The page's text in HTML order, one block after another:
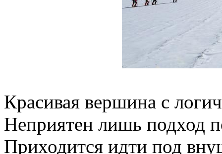
Красивая вершина с
Неприятен лишь подход
Приходится идти под